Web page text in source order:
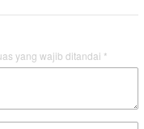
yang wajib ditandai *